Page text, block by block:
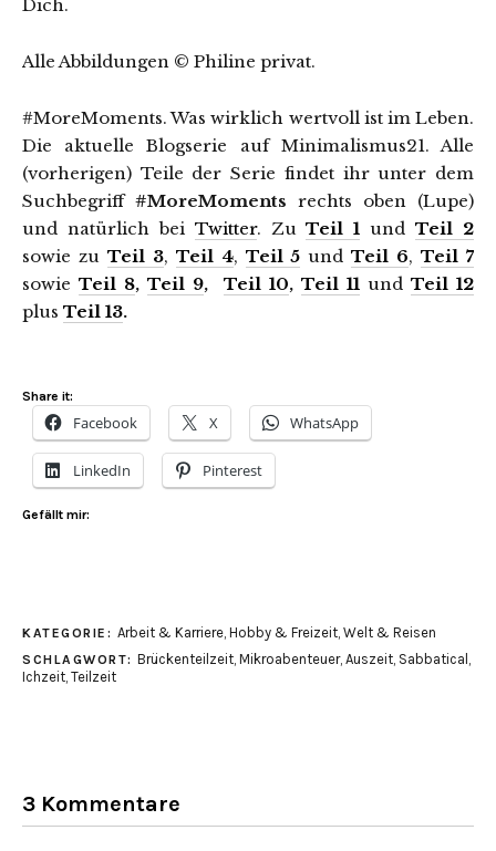
Dich.
Alle Abbildungen © Philine privat.
#MoreMoments. Was wirklich wertvoll ist im Leben.
Die aktuelle Blogserie auf Minimalismus21. Alle
(vorherigen) Teile der Serie findet ihr unter dem
Suchbegriff #MoreMoments rechts oben (Lupe)
und natürlich bei Twitter. ZuTeil 1 undTeil 2
sowie zu Teil 3, Teil 4, Teil 5 undTeil 6,Teil 7
sowie Teil 8, Teil 9, Teil 10, Teil 11 und Teil 12
plus Teil 13.
Share it:
Facebook X WhatsApp
LinkedIn Pinterest
Gefällt mir:
KATEGORIE: Arbeit & Karriere, Hobby & Freizeit, Welt & Reisen
SCHLAGWORT: Brückenteilzeit, Mikroabenteuer, Auszeit, Sabbatical ,
Ichzeit, Teilzeit
3 Kommentare